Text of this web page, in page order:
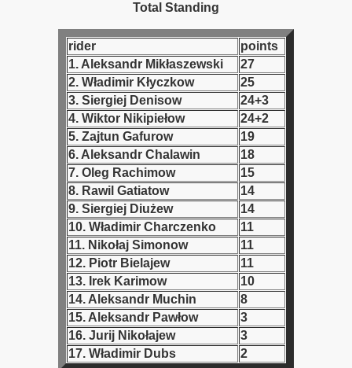
Total Standing
rider
points
1. Aleksandr Mikłaszewski
27
2. Władimir Kłyczkow
25
3. Siergiej Denisow
24+3
4. Wiktor Nikipiełow
24+2
5. Zajtun Gafurow
19
6. Aleksandr Chalawin
18
7. Oleg Rachimow
15
8. Rawil Gatiatow
14
9. Siergiej Diużew
14
10. Władimir Charczenko
11
11. Nikołaj Simonow
11
12. Piotr Bielajew
11
13. Irek Karimow
10
14. Aleksandr Muchin
8
15. Aleksandr Pawłow
3
16. Jurij Nikołajew
3
17. Władimir Dubs
2